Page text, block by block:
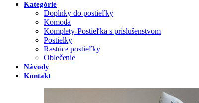
Kategórie
Doplnky do postieľky
Komoda
Komplety-Postieľka s príslušenstvom
Postielky
Rastúce postieľky
Oblečenie
Návody
Kontakt